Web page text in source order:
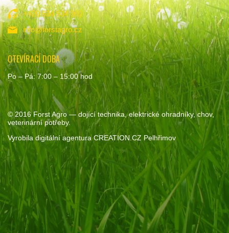
+420 534 534 992
info@forstagro.cz
OTEVÍRACÍ DOBA
Po – Pá: 7:00 – 15:00 hod
© 2016Forst Agro— dojící technika, elektrické ohradníky, chov,
veterinární potřeby.
Vyrobila digitální agentura CREATION.CZ Pelhřimov